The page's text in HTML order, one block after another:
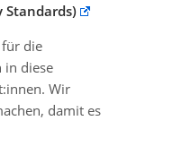
Standards)
die
in diese
Wir
damit es